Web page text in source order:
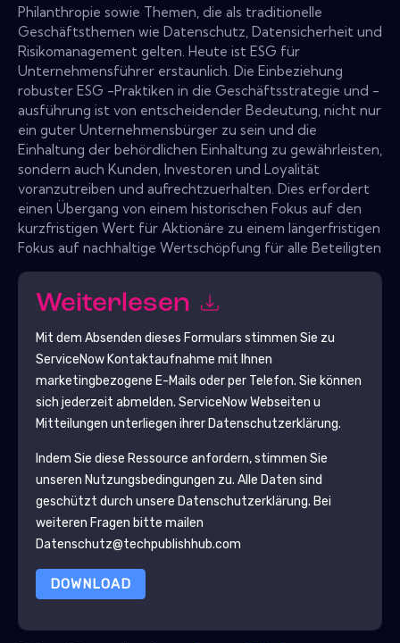
Philanthropie sowie Themen, die als traditionelle
Geschäftsthemen wie Datenschutz, Datensicherheit und
Risikomanagement gelten. Heute ist ESG für
Unternehmensführer erstaunlich. Die Einbeziehung
robuster ESG -Praktiken in die Geschäftsstrategie und -
ausführung ist von entscheidender Bedeutung, nicht nur
ein guter Unternehmensbürger zu sein und die
Einhaltung der behördlichen Einhaltung zu gewährleisten,
sondern auch Kunden, Investoren und Loyalität
voranzutreiben und aufrechtzuerhalten. Dies erfordert
einen Übergang von einem historischen Fokus auf den
kurzfristigen Wert für Aktionäre zu einem längerfristigen
Fokus auf nachhaltige Wertschöpfung für alle Beteiligten
Weiterlesen
Mit dem Absenden dieses Formulars stimmen Sie zu
ServiceNowKontaktaufnahme mit Ihnen
marketingbezogene E-Mails oder per Telefon. Sie können
sich jederzeit abmelden. ServiceNowWebseiten u
Mitteilungen unterliegen ihrer Datenschutzerklärung.
Indem Sie diese Ressource anfordern, stimmen Sie
unseren Nutzungsbedingungen zu. Alle Daten sind
geschützt durch unsere Datenschutzerklärung. Bei
weiteren Fragen bitte mailen
Datenschutz@techpublishhub.com
DOWNLOAD